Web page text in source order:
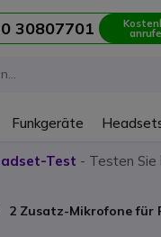
30807701
Funkgeräte
Test - Testen
2 Zusatz-Mikrofone für